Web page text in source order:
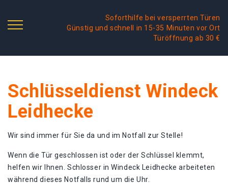
Soforthilfe bei versperrten Türen
Günstig und schnell in 15-35 Minuten vor Ort
Türöffnung ab 30 €
Schlüsseldienst Windeck
Leidhecke
Wir sind immer für Sie da und im Notfall zur Stelle!
Wenn die Tür geschlossen ist oder der Schlüssel klemmt,
helfen wir Ihnen. Schlosser in Windeck Leidhecke arbeiteten
während dieses Notfalls rund um die Uhr.